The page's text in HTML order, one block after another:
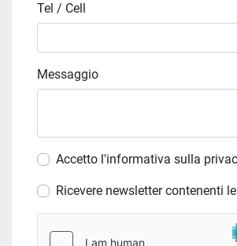
Tel / Cell
Messaggio
Accetto l'informativa sulla
Ricevere newsletter